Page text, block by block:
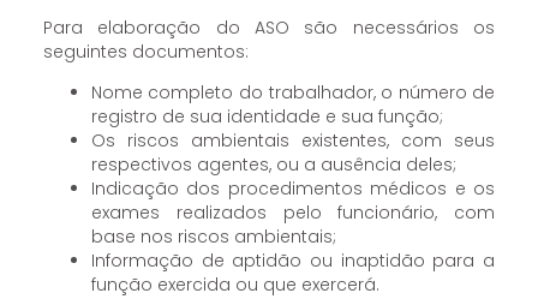
Para elaboração do ASO são necessários os
seguintes documentos:
Nome completo do trabalhador, o número de
registro de sua identidade e sua função;
Os riscos ambientais existentes, com seus
respectivos agentes, ou a ausência deles;
Indicação dos procedimentos médicos e os
exames realizados pelo funcionário, com
base nos riscos ambientais;
Informação de aptidão ou inaptidão para a
função exercida ou que exercerá.